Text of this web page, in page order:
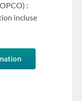
:
incluse